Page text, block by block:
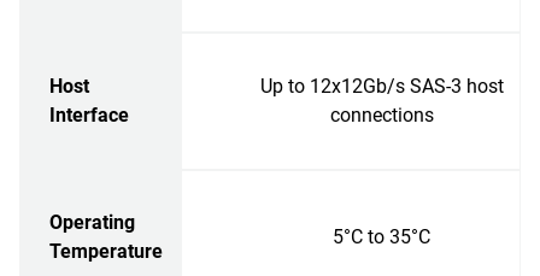
Host
Interface
Up to 12x12Gb/s SAS-3 host
connections
Operating
Temperature
5°C to 35°C